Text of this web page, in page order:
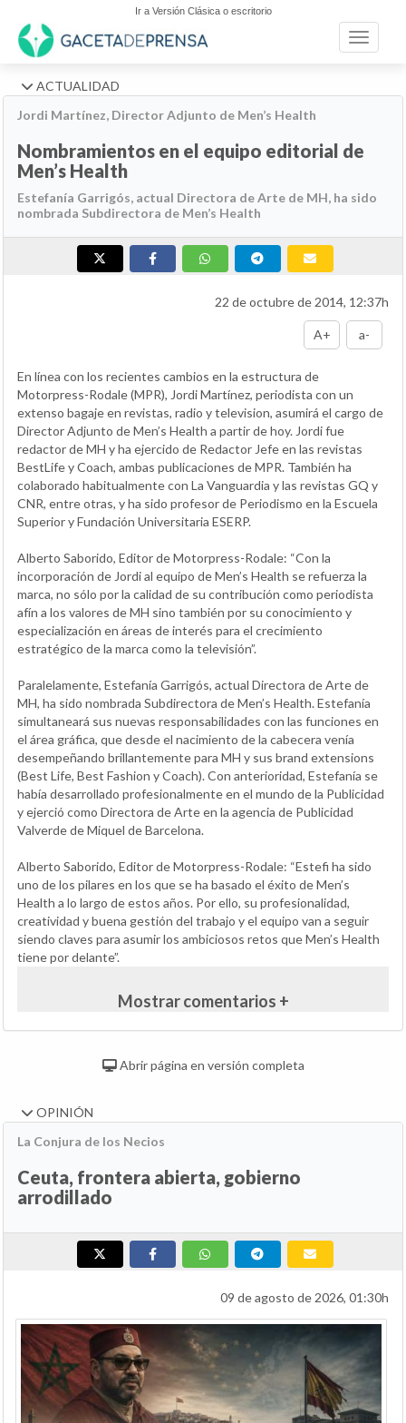
Ir a Versión Clásica o escritorio
Toggle
ACTUALIDAD
Jordi Martínez, Director Adjunto de Men’s Health
Nombramientos en el equipo editorial de
Men’s Health
Estefanía Garrigós, actual Directora de Arte de MH, ha sido
nombrada Subdirectora de Men’s Health
22 de octubre de 2014, 12:37h
A+ a-
En línea con los recientes cambios en la estructura de
Motorpress-Rodale (MPR), Jordi Martínez, periodista con un
extenso bagaje en revistas, radio y television, asumirá el cargo de
Director Adjunto de Men’s Health a partir de hoy. Jordi fue
redactor de MH y ha ejercido de Redactor Jefe en las revistas
BestLife y Coach, ambas publicaciones de MPR. También ha
colaborado habitualmente con La Vanguardia y las revistas GQ y
CNR, entre otras, y ha sido profesor de Periodismo en la Escuela
Superior y Fundación Universitaria ESERP.
Alberto Saborido, Editor de Motorpress-Rodale: “Con la
incorporación de Jordi al equipo de Men’s Health se refuerza la
marca, no sólo por la calidad de su contribución como periodista
afín a los valores de MH sino también por su conocimiento y
especialización en áreas de interés para el crecimiento
estratégico de la marca como la televisión”.
Paralelamente, Estefanía Garrigós, actual Directora de Arte de
MH, ha sido nombrada Subdirectora de Men’s Health. Estefanía
simultaneará sus nuevas responsabilidades con las funciones en
el área gráfica, que desde el nacimiento de la cabecera venía
desempeñando brillantemente para MH y sus brand extensions
(Best Life, Best Fashion y Coach). Con anterioridad, Estefanía se
había desarrollado profesionalmente en el mundo de la Publicidad
y ejerció como Directora de Arte en la agencia de Publicidad
Valverde de Miquel de Barcelona.
Alberto Saborido, Editor de Motorpress-Rodale: “Estefi ha sido
uno de los pilares en los que se ha basado el éxito de Men’s
Health a lo largo de estos años. Por ello, su profesionalidad,
creatividad y buena gestión del trabajo y el equipo van a seguir
siendo claves para asumir los ambiciosos retos que Men’s Health
tiene por delante”.
Mostrar comentarios +
Abrir página en versión completa
OPINIÓN
La Conjura de los Necios
Ceuta, frontera abierta, gobierno
arrodillado
09 de agosto de 2026, 01:30h